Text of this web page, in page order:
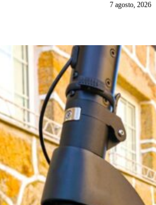
7 agosto, 2026